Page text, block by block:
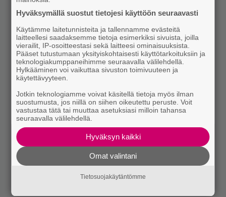
Hyväksymällä suostut tietojesi käyttöön seuraavasti
Käytämme laitetunnisteita ja tallennamme evästeitä
laitteellesi saadaksemme tietoja esimerkiksi sivuista, joilla
vierailit, IP-osoitteestasi sekä laitteesi ominaisuuksista.
Pääset tutustumaan yksityiskohtaisesti käyttötarkoituksiin ja
teknologiakumppaneihimme seuraavalla välilehdellä.
Hylkääminen voi vaikuttaa sivuston toimivuuteen ja
käytettävyyteen.
Jotkin teknologiamme voivat käsitellä tietoja myös ilman
suostumusta, jos niillä on siihen oikeutettu peruste. Voit
vastustaa tätä tai muuttaa asetuksiasi milloin tahansa
seuraavalla välilehdellä.
Hyväksyn kaikki
Omat valintani
Tietosuojakäytäntömme